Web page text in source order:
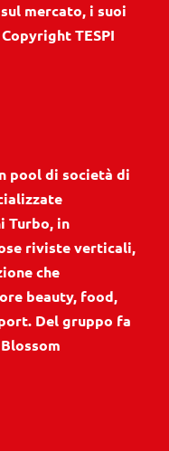
mercato, i suoi
TESPI
pool di società di
Turbo, in
riviste verticali,
che
beauty, food,
Del gruppo fa